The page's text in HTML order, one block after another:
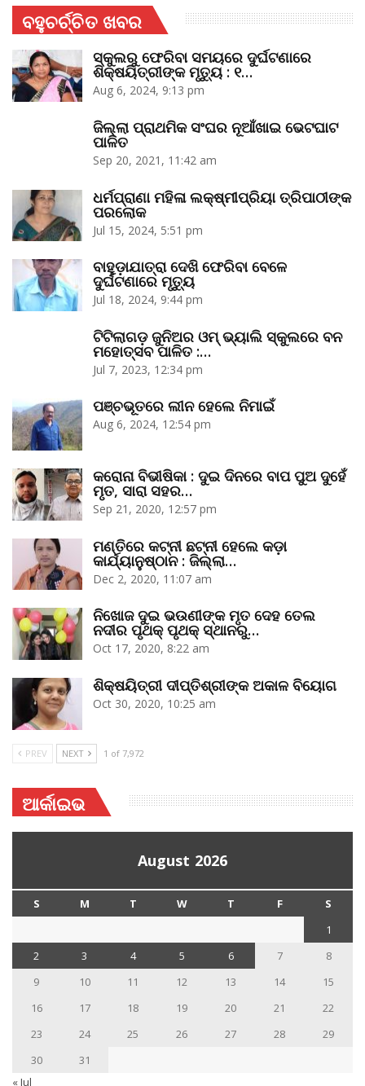
ବହୁଚର୍ଚ୍ଚିତ ଖବର
ସ୍କୁଲରୁ ଫେରିବା ସମୟରେ ଦୁର୍ଘଟଣାରେ
ଶିକ୍ଷୟିତ୍ରୀଙ୍କ ମୃତ୍ୟୁ : ୧…
Aug 6, 2024, 9:13 pm
ଜିଲ୍ଲା ପ୍ରାଥମିକ ସଂଘର ନୂଆଁଖାଇ ଭେଟଘାଟ
ପାଳିତ
Sep 20, 2021, 11:42 am
ଧର୍ମପ୍ରାଣା ମହିଳା ଲକ୍ଷ୍ମୀପ୍ରିୟା ତ୍ରିପାଠୀଙ୍କ
ପରଲୋକ
Jul 15, 2024, 5:51 pm
ବାହୁଡ଼ାଯାତ୍ରା ଦେଖି ଫେରିବା ବେଳେ
ଦୁର୍ଘଟଣାରେ ମୃତ୍ୟୁ
Jul 18, 2024, 9:44 pm
ଟିଟିଲାଗଡ଼ ଜୁନିଅର ଓମ୍‌ ଭ୍ୟାଲି ସ୍କୁଲରେ ବନ
ମହୋତ୍ସବ ପାଳିତ :…
Jul 7, 2023, 12:34 pm
ପଞ୍ଚଭୂତରେ ଲୀନ ହେଲେ ନିମାଇଁ
Aug 6, 2024, 12:54 pm
କରୋନା ବିଭୀଷିକା : ଦୁଇ ଦିନରେ ବାପ ପୁଅ ଦୁହେଁ
ମୃତ, ସାରା ସହର…
Sep 21, 2020, 12:57 pm
ମଣ୍ତିରେ କଟ୍‌ନୀ ଛଟ୍‌ନୀ ହେଲେ କଡ଼ା
କାର୍ଯ୍ୟାନୁଷ୍ଠାନ : ଜିଲ୍ଲା…
Dec 2, 2020, 11:07 am
ନିଖୋଜ ଦୁଇ ଭଉଣୀଙ୍କ ମୃତ ଦେହ ତେଲ
ନଦୀର ପୃଥକ୍‌ ପୃଥକ୍‌ ସ୍ଥାନରୁ…
Oct 17, 2020, 8:22 am
ଶିକ୍ଷୟିତ୍ରୀ ଦୀପ୍ତିଶ୍ରୀଙ୍କ ଅକାଳ ବିୟୋଗ
Oct 30, 2020, 10:25 am
PREV NEXT 1 of 7,972
ଆର୍କାଇଭ
August 2026
S M T W T F
S
1
2
3 4 5 6 7
8
9
10 11 12 13 14
15
16
17 18 19 20 21
22
23
24 25 26 27 28
29
30
31
« Jul